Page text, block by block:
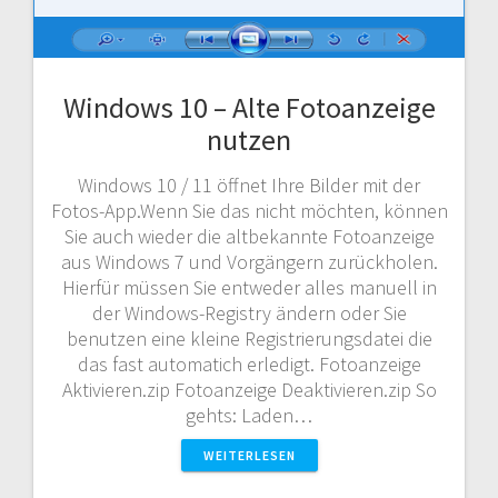
Windows 10 – Alte Fotoanzeige
nutzen
Windows 10 / 11 öffnet Ihre Bilder mit der
Fotos-App.Wenn Sie das nicht möchten, können
Sie auch wieder die altbekannte Fotoanzeige
aus Windows 7 und Vorgängern zurückholen.
Hierfür müssen Sie entweder alles manuell in
der Windows-Registry ändern oder Sie
benutzen eine kleine Registrierungsdatei die
das fast automatich erledigt. Fotoanzeige
Aktivieren.zip Fotoanzeige Deaktivieren.zip So
gehts: Laden…
WEITERLESEN